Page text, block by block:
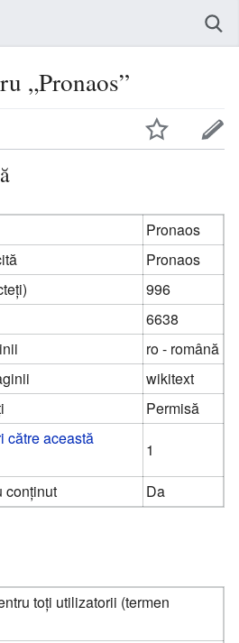
„Pronaos”
Pronaos
Pronaos
996
6638
ro - română
wikitext
Permisă
către această
1
conținut
Da
toți utilizatorii (termen